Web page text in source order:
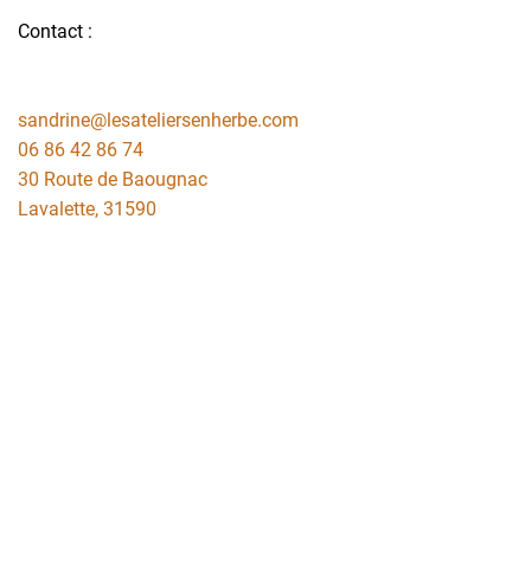
Contact :
sandrine@lesateliersenherbe.com
06 86 42 86 74
30 Route de Baougnac
Lavalette, 31590